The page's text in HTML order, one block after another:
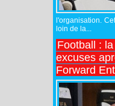
l'organisation.
loin de la...
Football :
excuses
Forward